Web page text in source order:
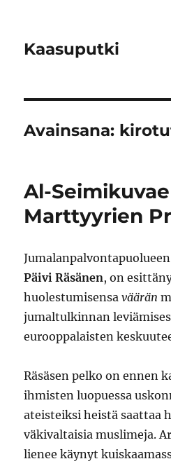
Kaasuputki
Avainsana:
Al-
Marttyyrien
Päivi Räsänen, on
huolestumisensaväärän
jumaltulkinnan
eurooppalaisten
Räsäsen pelko on ennen
ihmisten luopuessa
ateisteiksi heistä saattaa
väkivaltaisia muslimeja.
lienee käynyt